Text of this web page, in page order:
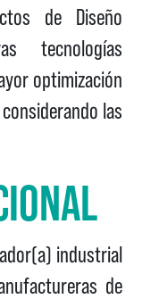
de Diseño
tecnologías
optimización
las
industrial
de